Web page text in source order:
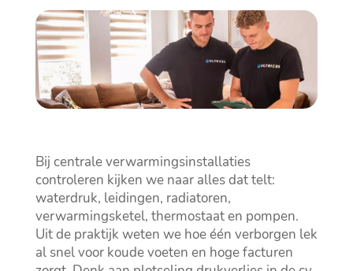
Bij centrale verwarmingsinstallaties
controleren kijken we naar alles dat telt:
waterdruk, leidingen, radiatoren,
verwarmingsketel, thermostaat en pompen.​
Uit de praktijk weten we hoe één verborgen lek
al snel voor koude voeten en hoge facturen